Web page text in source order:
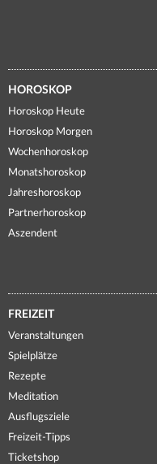
HOROSKOP
Horoskop Heute
Horoskop Morgen
Wochenhoroskop
Monatshoroskop
Jahreshoroskop
Partnerhoroskop
Aszendent
FREIZEIT
Veranstaltungen
Spielplätze
Rezepte
Meditation
Ausflugsziele
Freizeit-Tipps
Ticketshop